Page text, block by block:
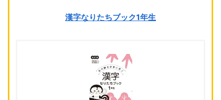
漢字なりたちブック1年生